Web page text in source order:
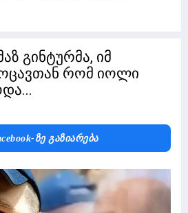
გინტურმა, იმ
რომ იოლი
Ზე Გაზიარება